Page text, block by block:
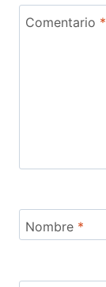
Comentario *
Nombre *